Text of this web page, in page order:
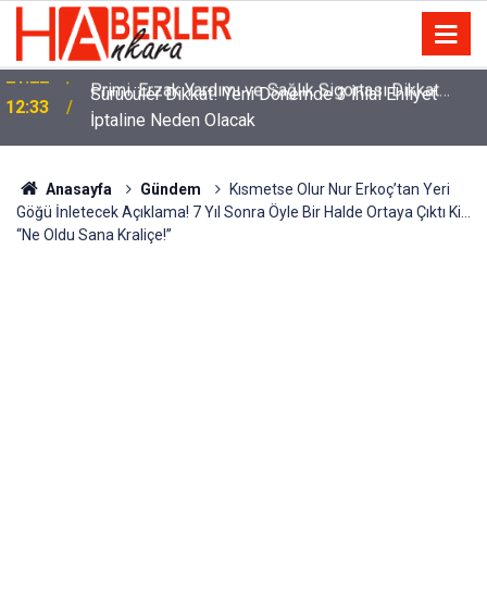
12:33
Sürücüler Dikkat! Yeni Dönemde 3 İhlal Ehliyet
İptaline Neden Olacak
Anasayfa Gündem
Kısmetse Olur Nur Erkoç’tan Yeri
Göğü İnletecek Açıklama! 7 Yıl Sonra Öyle Bir Halde Ortaya Çıktı Ki…
“Ne Oldu Sana Kraliçe!”